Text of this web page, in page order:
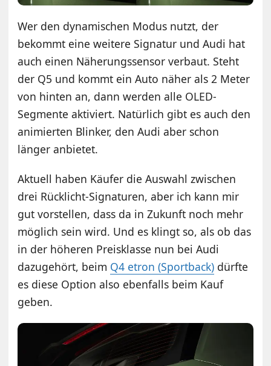
Wer den dynamischen Modus nutzt, der
bekommt eine weitere Signatur und Audi hat
auch einen Näherungssensor verbaut. Steht
der Q5 und kommt ein Auto näher als 2 Meter
von hinten an, dann werden alle OLED-
Segmente aktiviert. Natürlich gibt es auch den
animierten Blinker, den Audi aber schon
länger anbietet.
Aktuell haben Käufer die Auswahl zwischen
drei Rücklicht-Signaturen, aber ich kann mir
gut vorstellen, dass da in Zukunft noch mehr
möglich sein wird. Und es klingt so, als ob das
in der höheren Preisklasse nun bei Audi
dazugehört, beim Q4 etron (Sportback) dürfte
es diese Option also ebenfalls beim Kauf
geben.